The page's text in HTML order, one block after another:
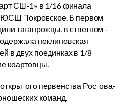
СШ-1» в 1/16 финала
Покровское. В первом
таганрожцы, в ответном –
неклиновская
в двух поединках в 1/8
коартовцы.
первенства Ростова-
команд.